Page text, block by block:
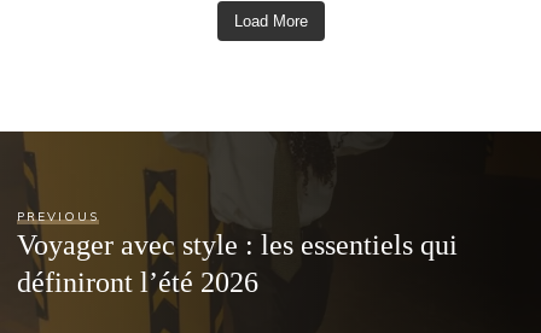
Load More
PREVIOUS
Voyager avec style : les essentiels qui
définiront l’été 2026